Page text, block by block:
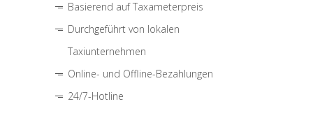
Basierend auf Taxameterpreis
Durchgeführt von lokalen
Taxiunternehmen
Online- und Offline-Bezahlungen
24/7-Hotline